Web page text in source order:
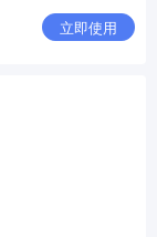
立即使用